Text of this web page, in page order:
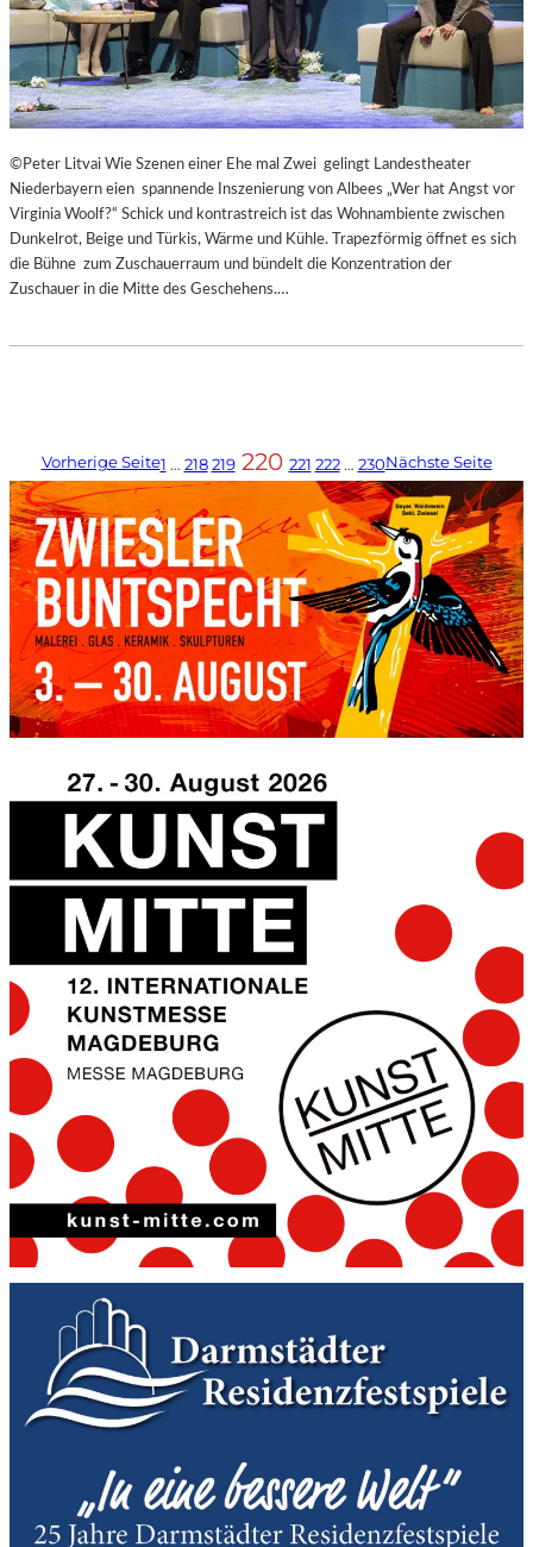
©Peter Litvai Wie Szenen einer Ehe mal Zwei gelingt Landestheater
Niederbayern eien spannende Inszenierung von Albees „Wer hat Angst vor
Virginia Woolf?“ Schick und kontrastreich ist das Wohnambiente zwischen
Dunkelrot, Beige und Türkis, Wärme und Kühle. Trapezförmig öffnet es sich
die Bühne zum Zuschauerraum und bündelt die Konzentration der
Zuschauer in die Mitte des Geschehens.…
Vorherige Seite1 … 218 219 220 221 222 … 230Nächste Seite